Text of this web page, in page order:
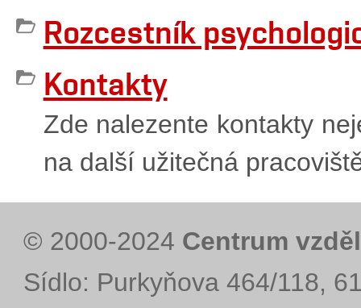
Rozcestník
Kontakty
Zde nalezente kontakty
na další užitečná
© 2000-2024 Centrum
Sídlo: Purkyňova 464/118,